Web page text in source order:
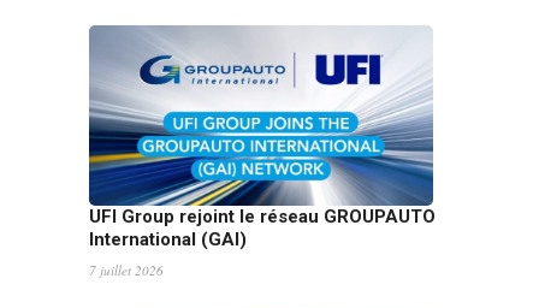
UFI Group rejoint le réseau GROUPAUTO
International (GAI)
7 juillet 2026